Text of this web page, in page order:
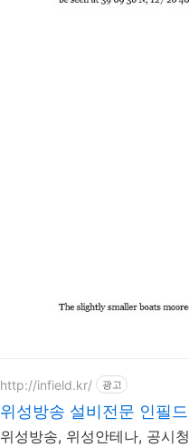
http://infield.kr/ 광고
위성방송 설비전문 인필드
위성방송, 위성안테나, 공시